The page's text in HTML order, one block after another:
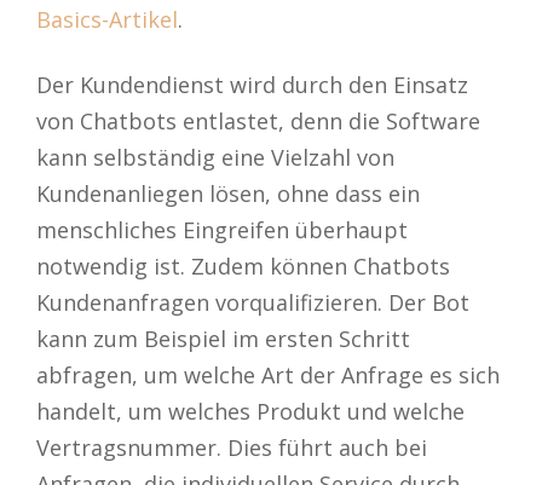
Basics-Artikel.
Der Kundendienst wird durch den Einsatz
von Chatbots entlastet, denn die Software
kann selbständig eine Vielzahl von
Kundenanliegen lösen, ohne dass ein
menschliches Eingreifen überhaupt
notwendig ist. Zudem können Chatbots
Kundenanfragen vorqualifizieren. Der Bot
kann zum Beispiel im ersten Schritt
abfragen, um welche Art der Anfrage es sich
handelt, um welches Produkt und welche
Vertragsnummer. Dies führt auch bei